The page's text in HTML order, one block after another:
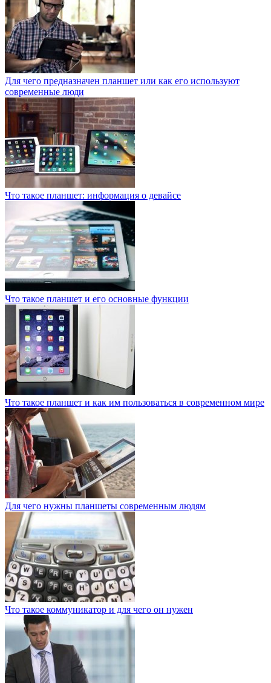
Для чего предназначен планшет или как его используют
современные люди
Что такое планшет: информация о девайсе
Что такое планшет и его основные функции
Что такое планшет и как им пользоваться в современном мире
Для чего нужны планшеты современным людям
Что такое коммуникатор и для чего он нужен